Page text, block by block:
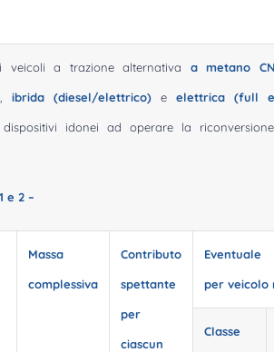
veicoli a trazione alternativa a metano
, ibrida (diesel/elettrico)eelettrica (full
dispositivi idonei ad operare la
e 2 –
Massa
complessiva
Contributo
spettante
per
ciascun
Eventuale
per veicolo
Classe